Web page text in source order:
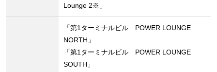
Lounge 2※」
「第1ターミナルビル POWER LOUNGE
NORTH」
「第1ターミナルビル POWER LOUNGE
SOUTH」